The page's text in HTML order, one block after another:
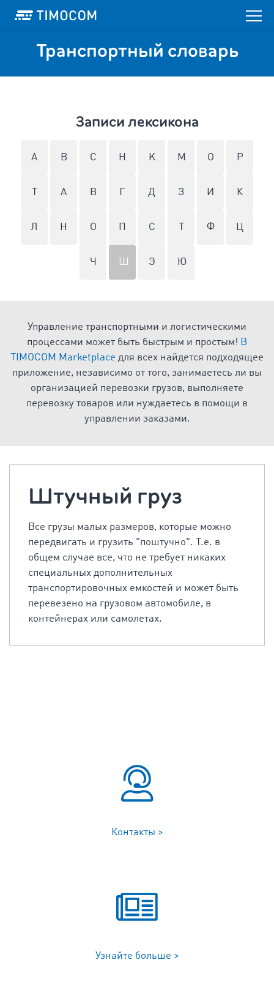
Транспортный словарь
Записи лексикона
A B C H K M O P
А В Д З И К
Л Н О С Ф Ц
Ч Ш Э Ю
Управление транспортными и логистическими
процессами может быть быстрым и простым! В
TIMOCOM Marketplace для всех найдется подходящее
приложение, независимо от того, занимаетесь ли вы
организацией перевозки грузов, выполняете
перевозку товаров или нуждаетесь в помощи в
управлении заказами.
Штучный груз
Все грузы малых размеров, которые можно
передвигать и грузить "поштучно". Т.е. в
общем случае все, что не требует никаких
специальных дополнительных
транспортировочных емкостей и может быть
перевезено на грузовом автомобиле, в
контейнерах или самолетах.
Контакты >
Узнайте больше >